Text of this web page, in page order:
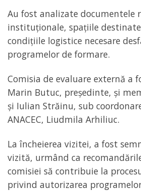
Au fost analizate documentele
instituționale, spațiile
condițiile logistice necesare
programelor de formare.
Comisia de evaluare externă a
Marin Butuc, președinte, și
și Iulian Străinu, sub
ANACEC, Liudmila Arhiliuc.
La încheierea vizitei, a fost
vizită, urmând ca
comisiei să contribuie la
privind autorizarea